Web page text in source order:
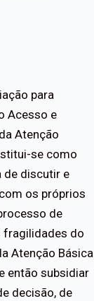
para
Acesso e
Atenção
se como
de discutir e
os próprios
de
fragilidades do
Atenção Básica
então subsidiar
decisão, de